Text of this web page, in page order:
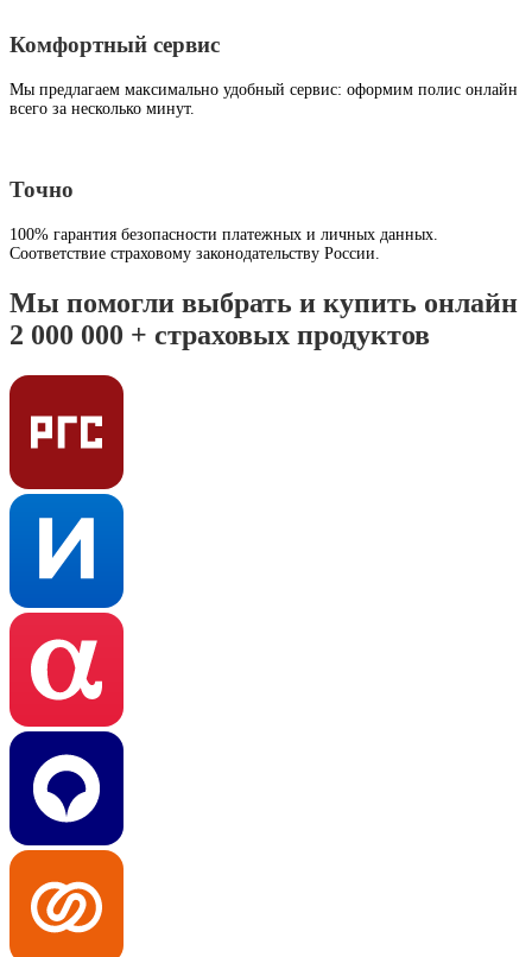
Комфортный сервис
Мы предлагаем максимально удобный сервис: оформим полис онлайн
всего за несколько минут.
Точно
100% гарантия безопасности платежных и личных данных.
Соответствие страховому законодательству России.
Мы помогли выбрать и купить онлайн
2 000 000 + страховых продуктов